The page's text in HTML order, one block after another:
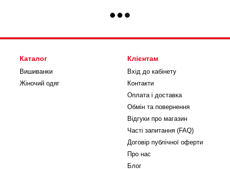
Каталог
Вишиванки
Жіночий одяг
Клієнтам
Вхід до кабінету
Контакти
Оплата і доставка
Обмін та повернення
Відгуки про магазин
Часті запитання (FAQ)
Договір публічної оферти
Про нас
Блог